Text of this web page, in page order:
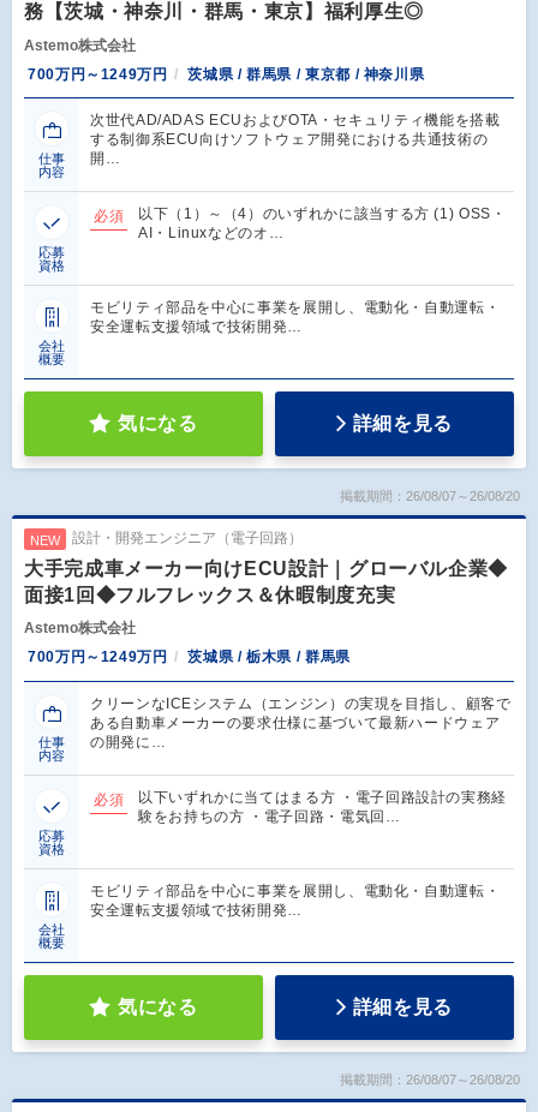
務【茨城・神奈川・群馬・東京】福利厚生◎
Astemo株式会社
700万円～1249万円
茨城県 / 群馬県 / 東京都 / 神奈川県
仕事
内容
次世代AD/ADAS ECUおよびOTA・セキュリティ機能を搭載
する制御系ECU向けソフトウェア開発における共通技術の
開…
応募
資格
必須
以下（1）～（4）のいずれかに該当する方 (1) OSS・
AI・Linuxなどのオ…
会社
概要
モビリティ部品を中心に事業を展開し、電動化・自動運転・
安全運転支援領域で技術開発…
気になる 詳細を見る
掲載期間：26/08/07～26/08/20
NEW 設計・開発エンジニア（電子回路）
大手完成車メーカー向けECU設計｜グローバル企業◆
面接1回◆フルフレックス＆休暇制度充実
Astemo株式会社
700万円～1249万円
茨城県 / 栃木県 / 群馬県
仕事
内容
クリーンなICEシステム（エンジン）の実現を目指し、顧客で
ある自動車メーカーの要求仕様に基づいて最新ハードウェア
の開発に…
応募
資格
必須
以下いずれかに当てはまる方 ・電子回路設計の実務経
験をお持ちの方 ・電子回路・電気回…
会社
概要
モビリティ部品を中心に事業を展開し、電動化・自動運転・
安全運転支援領域で技術開発…
気になる 詳細を見る
掲載期間：26/08/07～26/08/20